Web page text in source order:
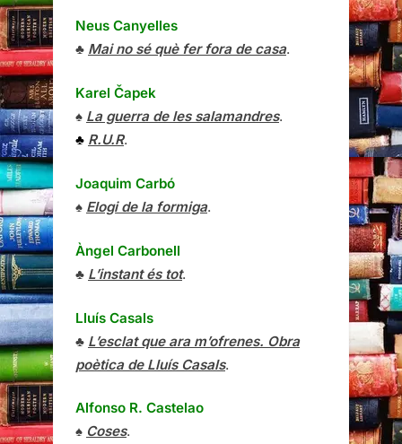
Neus Canyelles
♣ Mai no sé què fer fora de casa.
Karel Čapek
♠ La guerra de les salamandres.
♣ R.U.R.
Joaquim Carbó
♠ Elogi de la formiga.
Àngel Carbonell
♣ L’instant és tot.
Lluís Casals
♣ L’esclat que ara m’ofrenes. Obra
poètica de Lluís Casals.
Alfonso R. Castelao
♠ Coses.